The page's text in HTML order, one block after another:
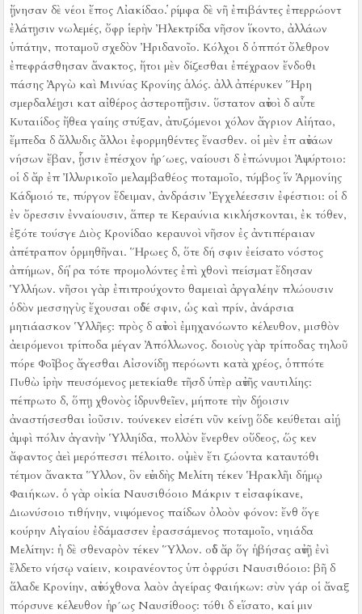
ᾔνησαν δὲ νέοι ἔπος Λἰακίδαο. ῥίμφα δὲ νῆ ἐπιβάντες ἐπερρώοντ
ἐλάτῃσιν νωλεμές, ὄφρ ἱερὴν Ἠλεκτρίδα νῆσον ἵκοντο, ἀλλάων
ὑπάτην, ποταμοῦ σχεδὸν Ἠριδανοῖο. Κόλχοι δ ὁππότ ὄλεθρον
ἐπεφράσθησαν ἄνακτος, ἤτοι μὲν δίζεσθαι ἐπέχραον ἔνδοθι
πάσης Ἀργὼ καὶ Μινύας Κρονίης ἁλός. ἀλλ ἀπέρυκεν Ἥρη
σμερδαλέῃσι κατ αἰθέρος ἀστεροπῇσιν. ὕστατον αὐτοὶ δ αὖτε
Κυταιίδος ἤθεα γαίης στύξαν, ἀτυζόμενοι χόλον ἄγριον Αἰήταο,
ἔμπεδα δ ἄλλυδις ἄλλοι ἐφορμηθέντες ἔνασθεν. οἱ μὲν ἐπ αὐτάων
νήσων ἔβαν, ᾗσιν ἐπέσχον ἡρ´ωες, ναίουσι δ ἐπώνυμοι Ἀψύρτοιο:
οἱ δ ἄρ ἐπ Ἰλλυρικοῖο μελαμβαθέος ποταμοῖο, τύμβος ἵν Ἁρμονίης
Κάδμοιό τε, πύργον ἔδειμαν, ἀνδράσιν Ἐγχελέεσσιν ἐφέστιοι: οἱ δ
ἐν ὄρεσσιν ἐνναίουσιν, ἅπερ τε Κεραύνια κικλήσκονται, ἐκ τόθεν,
ἐξότε τούσγε Διὸς Κρονίδαο κεραυνοὶ νῆσον ἐς ἀντιπέραιαν
ἀπέτραπον ὁρμηθῆναι. Ἥρωες δ, ὅτε δή σφιν ἐείσατο νόστος
ἀπήμων, δή ῥα τότε προμολόντες ἐπὶ χθονὶ πείσματ ἔδησαν
Ὑλλήων. νῆσοι γὰρ ἐπιπρούχοντο θαμειαὶ ἀργαλέην πλώουσιν
ὁδὸν μεσσηγὺς ἔχουσαι οὐδέ σφιν, ὡς καὶ πρίν, ἀνάρσια
μητιάασκον Ὑλλῆες: πρὸς δ αὐτοὶ ἐμηχανόωντο κέλευθον, μισθὸν
ἀειρόμενοι τρίποδα μέγαν Ἀπόλλωνος. δοιοὺς γὰρ τρίποδας τηλοῦ
πόρε Φοῖβος ἄγεσθαι Αἰσονίδῃ περόωντι κατὰ χρέος, ὁππότε
Πυθὼ ἱρὴν πευσόμενος μετεκίαθε τῆσδ ὑπὲρ αὐτῆς ναυτιλίης:
πέπρωτο δ, ὅπῃ χθονὸς ἱδρυνθεῖεν, μήποτε τὴν δῄοισιν
ἀναστήσεσθαι ἰοῦσιν. τούνεκεν εἰσέτι νῦν κείνῃ ὅδε κεύθεται αἰῄ
ἀμφὶ πόλιν ἀγανὴν Ὑλληίδα, πολλὸν ἔνερθεν οὔδεος, ὥς κεν
ἄφαντος ἀεὶ μερόπεσσι πέλοιτο. οὐ μὲν ἔτι ζώοντα καταυτόθι
τέτμον ἄνακτα Ὕλλον, ὃν εὐειδὴς Μελίτη τέκεν Ἡρακλῆι δήμῳ
Φαιήκων. ὁ γὰρ οἰκία Ναυσιθόοιο Μάκριν τ εἰσαφίκανε,
Διωνύσοιο τιθήνην, νιψόμενος παίδων ὀλοὸν φόνον: ἔνθ ὅγε
κούρην Αἰγαίου ἐδάμασσεν ἐρασσάμενος ποταμοῖο, νηιάδα
Μελίτην: ἡ δὲ σθεναρὸν τέκεν Ὕλλον. οὐδ ἄρ ὅγ ἡβήσας αὐτῇ ἐνὶ
ἔλδετο νήσῳ ναίειν, κοιρανέοντος ὑπ ὀφρύσι Ναυσιθόοιο: βῆ δ
ἅλαδε Κρονίην, αὐτόχθονα λαὸν ἀγείρας Φαιήκων: σὺν γάρ οἱ ἄναξ
πόρσυνε κέλευθον ἡρ´ως Ναυσίθοος: τόθι δ εἵσατο, καί μιν